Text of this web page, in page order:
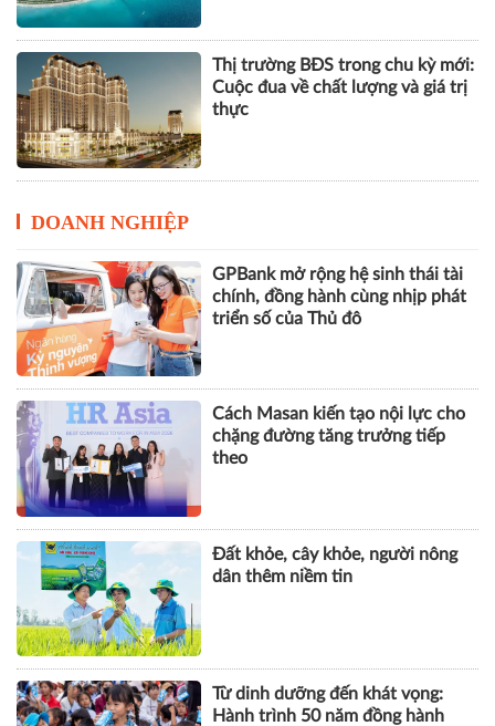
Thị trường BĐS trong chu kỳ mới:
Cuộc đua về chất lượng và giá trị
thực
DOANH NGHIỆP
GPBank mở rộng hệ sinh thái tài
chính, đồng hành cùng nhịp phát
triển số của Thủ đô
Cách Masan kiến tạo nội lực cho
chặng đường tăng trưởng tiếp
theo
Đất khỏe, cây khỏe, người nông
dân thêm niềm tin
Từ dinh dưỡng đến khát vọng:
Hành trình 50 năm đồng hành